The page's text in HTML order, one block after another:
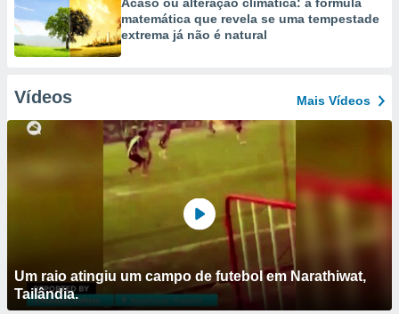
matemática que revela se uma tempestade
extrema já não é natural
Vídeos Mais Vídeos
Um raio atingiu um campo de futebol em Narathiwat,
Tailândia.